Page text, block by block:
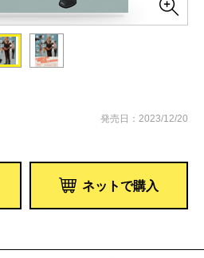
発売日：2023/12/20
ネットで購入